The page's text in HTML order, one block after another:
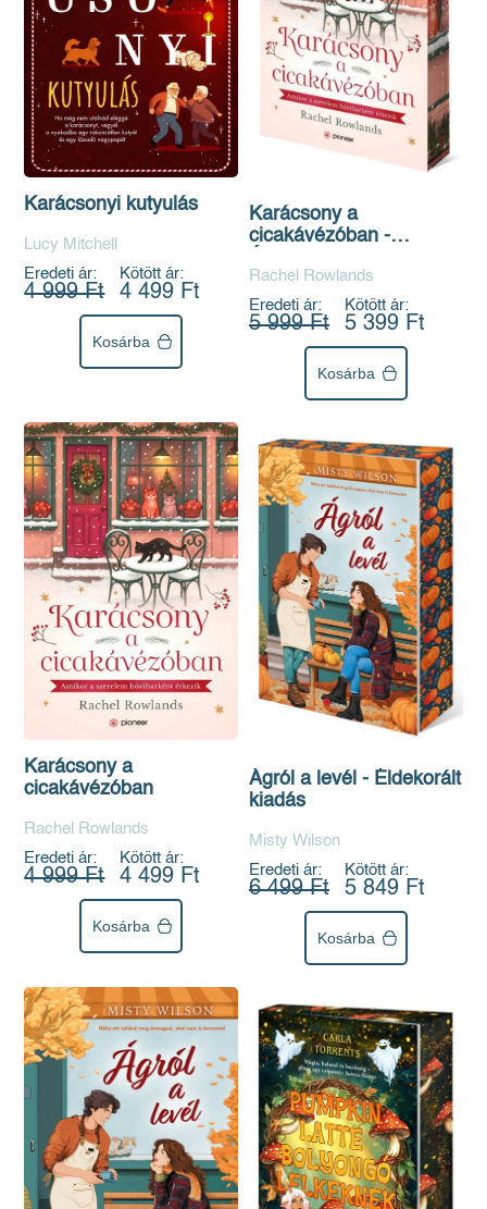
Karácsonyi kutyulás
Lucy Mitchell
Eredeti ár:
4 999 Ft
Kötött ár:
4 499 Ft
Kosárba
Karácsony a
cicakávézóban -
Rachel Rowlands
Eredeti ár:
5 999 Ft
Kötött ár:
5 399 Ft
Kosárba
Karácsony a
cicakávézóban
Rachel Rowlands
Eredeti ár:
4 999 Ft
Kötött ár:
4 499 Ft
Kosárba
Ágról a levél - Éldekorált
kiadás
Misty Wilson
Eredeti ár:
6 499 Ft
Kötött ár:
5 849 Ft
Kosárba